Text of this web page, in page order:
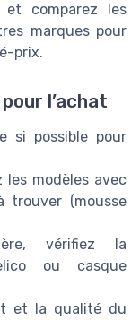
comparez les
marques pour
prix.
l’achat
si possible pour
les modèles avec
trouver (mousse
vérifiez la
ou casque
et la qualité du